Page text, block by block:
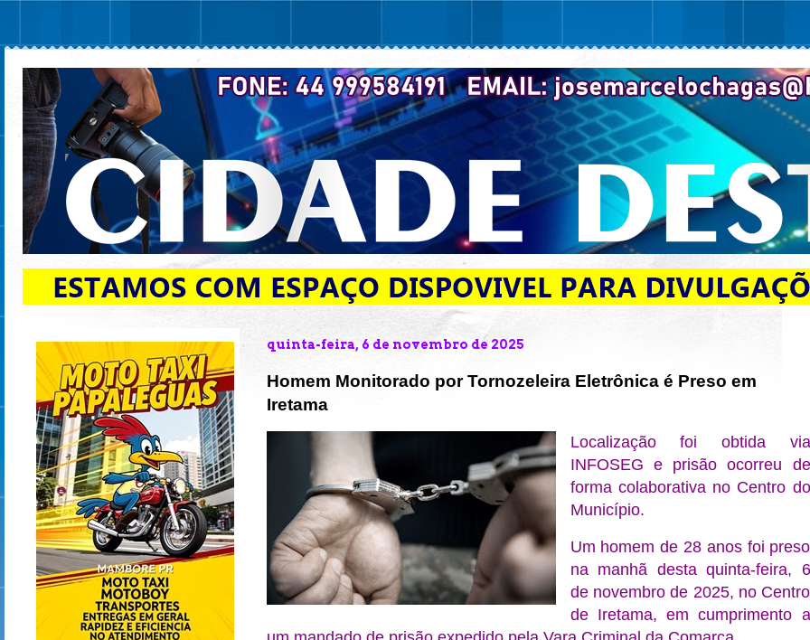
quinta-feira, 6 de novembro de 2025
Homem Monitorado por Tornozeleira Eletrônica é Preso em
Iretama
Localização foi obtida via
INFOSEG e prisão ocorreu de
forma colaborativa no Centro do
Município.
Um homem de 28 anos foi preso
na manhã desta quinta-feira, 6
de novembro de 2025, no Centro
de Iretama, em cumprimento a